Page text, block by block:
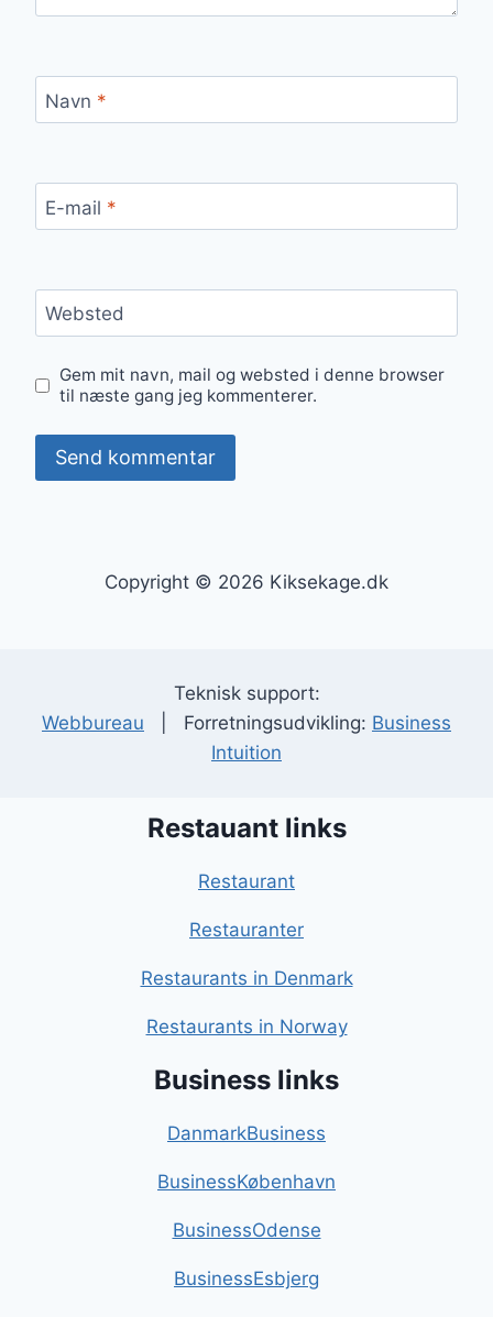
Navn *
E-mail *
Websted
Gem mit navn, mail og websted i denne browser
til næste gang jeg kommenterer.
Copyright © 2026 Kiksekage.dk
Teknisk support:
Webbureau | Forretningsudvikling: Business
Intuition
Restauant links
Restaurant
Restauranter
Restaurants in Denmark
Restaurants in Norway
Business links
DanmarkBusiness
BusinessKøbenhavn
BusinessOdense
BusinessEsbjerg